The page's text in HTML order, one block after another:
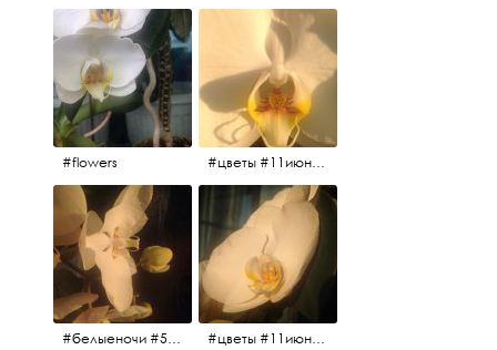
#flowers #цветы #11июня2017 #5утра #белыеночи
#белыеночи #5утра #11июня2017 #цветы #цветы #11июня2017 #5утра #белыеночи